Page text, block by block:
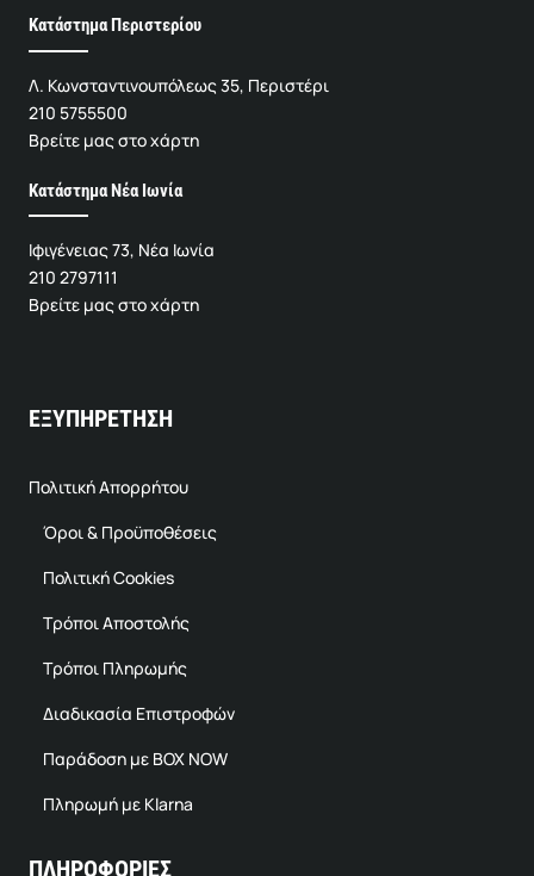
Κατάστημα Περιστερίου
Λ. Κωνσταντινουπόλεως 35, Περιστέρι
210 5755500
Βρείτε μας στο χάρτη
Κατάστημα Νέα Ιωνία
Ιφιγένειας 73, Νέα Ιωνία
210 2797111
Βρείτε μας στο χάρτη
ΕΞΥΠΗΡΕΤΗΣΗ
Πολιτική Απορρήτου
Όροι & Προϋποθέσεις
Πολιτική Cookies
Τρόποι Αποστολής
Τρόποι Πληρωμής
Διαδικασία Επιστροφών
Παράδοση με BOX NOW
Πληρωμή με Klarna
ΠΛΗΡΟΦΟΡΙΕΣ